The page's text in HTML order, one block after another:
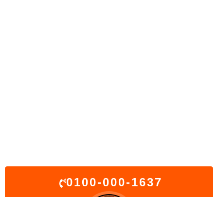
0100-000-1637